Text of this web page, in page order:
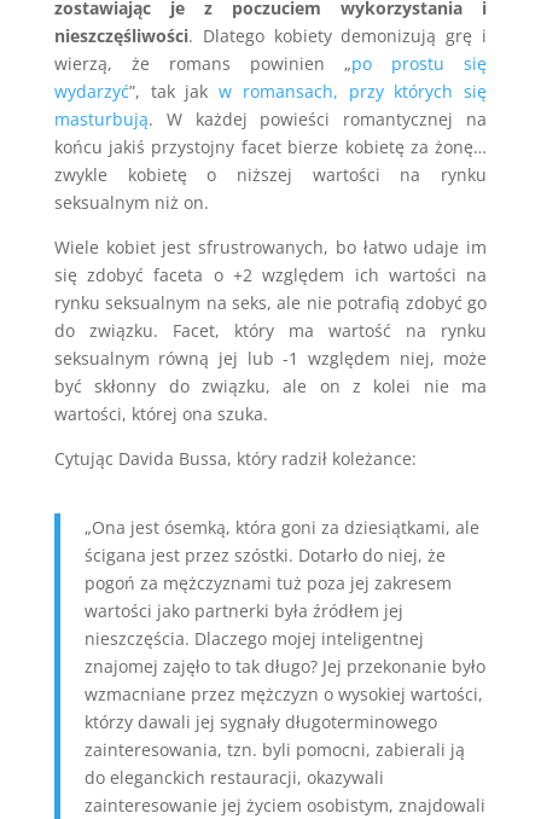
zostawiając je z poczuciem wykorzystania i
nieszczęśliwości. Dlatego kobiety demonizują grę i
wierzą, że romans powinien „po prostu się
wydarzyć”, tak jakw romansach, przy których się
masturbują. W każdej powieści romantycznej na
końcu jakiś przystojny facet bierze kobietę za żonę…
zwykle kobietę o niższej wartości na rynku
seksualnym niż on.
Wiele kobiet jest sfrustrowanych, bo łatwo udaje im
się zdobyć faceta o +2 względem ich wartości na
rynku seksualnym na seks, ale nie potrafią zdobyć go
do związku. Facet, który ma wartość na rynku
seksualnym równą jej lub -1 względem niej, może
być skłonny do związku, ale on z kolei nie ma
wartości, której ona szuka.
Cytując Davida Bussa, który radził koleżance:
„Ona jest ósemką, która goni za dziesiątkami, ale
ścigana jest przez szóstki. Dotarło do niej, że
pogoń za mężczyznami tuż poza jej zakresem
wartości jako partnerki była źródłem jej
nieszczęścia. Dlaczego mojej inteligentnej
znajomej zajęło to tak długo? Jej przekonanie było
wzmacniane przez mężczyzn o wysokiej wartości,
którzy dawali jej sygnały długoterminowego
zainteresowania, tzn. byli pomocni, zabierali ją
do eleganckich restauracji, okazywali
zainteresowanie jej życiem osobistym, znajdowali